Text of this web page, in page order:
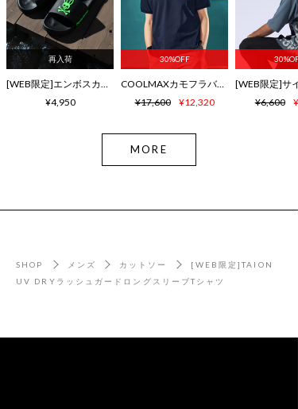
再入荷
[WEB限定]エンボスカラーロゴ シャワーサンダル
¥4,950
30%OFF
COOLMAXカモフラバニー鹿の子ポロシャツ
¥17,600
¥12,320 ¥6,600
MORE
SHOP メンズ カットソー
[WEB限定]TAION
UV DRYラッシュガードロングスリーブTシャツ